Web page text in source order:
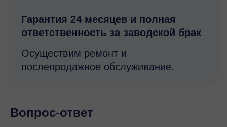
Гарантия 24 месяцев и полная
ответственность за заводской брак
Осуществим ремонт и
послепродажное обслуживание.
Вопрос-ответ